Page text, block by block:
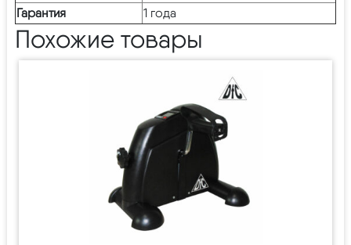
Гарантия
1 года
Похожие товары